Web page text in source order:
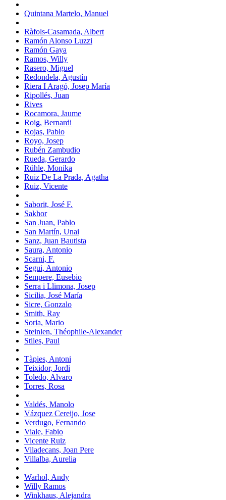
Quintana Martelo, Manuel
Ràfols-Casamada, Albert
Ramón Alonso Luzzi
Ramón Gaya
Ramos, Willy
Rasero, Miguel
Redondela, Agustín
Riera I Aragó, Josep María
Ripollés, Juan
Rives
Rocamora, Jaume
Roig, Bernardi
Rojas, Pablo
Royo, Josep
Rubén Zambudio
Rueda, Gerardo
Rühle, Monika
Ruiz De La Prada, Agatha
Ruiz, Vicente
Saborit, José F.
Sakhor
San Juan, Pablo
San Martín, Unai
Sanz, Juan Bautista
Saura, Antonio
Scarni, F.
Segui, Antonio
Sempere, Eusebio
Serra i Llimona, Josep
Sicilia, José María
Sicre, Gonzalo
Smith, Ray
Soria, Mario
Steinlen, Théophile-Alexander
Stiles, Paul
Tàpies, Antoni
Teixidor, Jordi
Toledo, Alvaro
Torres, Rosa
Valdés, Manolo
Vázquez Cereijo, Jose
Verdugo, Fernando
Viale, Fabio
Vicente Ruiz
Viladecans, Joan Pere
Villalba, Aurelia
Warhol, Andy
Willy Ramos
Winkhaus, Alejandra